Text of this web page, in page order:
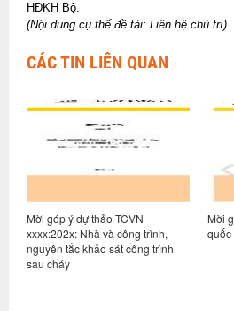
HĐKH Bộ.
(Nội dung cụ thể đề tài: Liên hệ chủ trì)
CÁC TIN LIÊN QUAN
trình,
trình
Mời góp ý dự thảo tiêu chuẩn
quốc gia